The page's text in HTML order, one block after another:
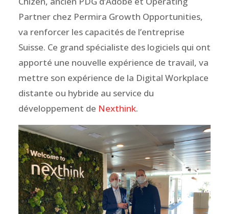
Partner chez Permira Growth Opportunities,
va renforcer les capacités de l’entreprise
Suisse. Ce grand spécialiste des logiciels qui ont
apporté une nouvelle expérience de travail, va
mettre son expérience de la Digital Workplace
distante ou hybride au service du
développement de Nexthink.